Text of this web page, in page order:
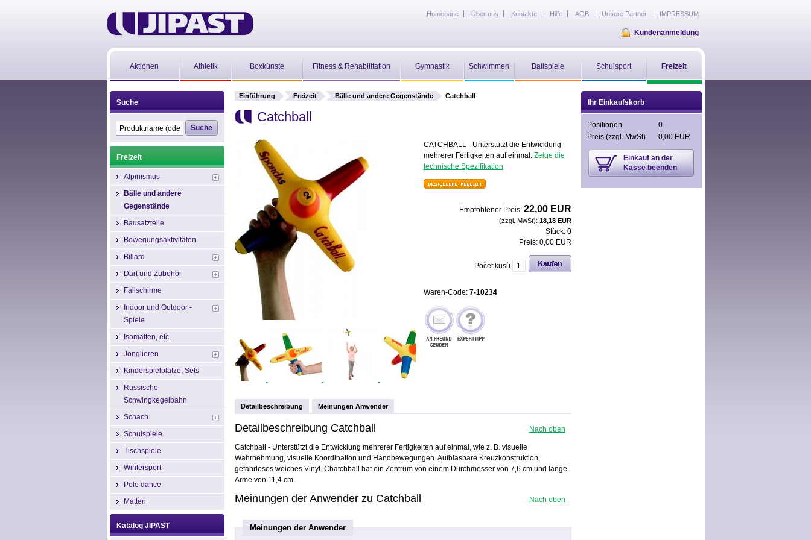
Homepage Über uns Kontakte Hilfe AGB Unsere Partner IMPRESSUM
Aktionen Athletik Boxkünste Fitness & Rehabilitation Gymnastik Schwimmen Ballspiele Schulsport Freizeit
Kundenanmeldung
Einführung Freizeit Bälle und andere Gegenstände Catchball
Catchball
CATCHBALL - Unterstützt die Entwicklung
mehrerer Fertigkeiten auf einmal. Zeige die
technische Spezifikation
Empfohlener Preis: 22,00 EUR
(zzgl. MwSt): 18,18 EUR
Stück: 0
Preis: 0,00 EUR
Počet kusů
Waren-Code: 7-10234
Detailbeschreibung Meinungen Anwender
Nach oben
Detailbeschreibung Catchball
Catchball - Unterstützt die Entwicklung mehrerer Fertigkeiten auf einmal, wie z. B. visuelle
Wahrnehmung, visuelle Koordination und Handbewegungen. Aufblasbare Kreuzkonstruktion,
gefahrloses weiches Vinyl. Chatchball hat ein Zentrum von einem Durchmesser von 7,6 cm und lange
Arme von 11,4 cm.
Nach oben
Meinungen der Anwender zu Catchball
Meinungen der Anwender
Ihr Einkaufskorb
Positionen
0
Preis (zzgl. MwSt) 0,00 EUR
Einkauf an der
Kasse beenden
Suche
Freizeit
Alpinismus
Bälle und andere
Gegenstände
Bausatzteile
Bewegungsaktivitäten
Billard
Dart und Zubehör
Fallschirme
Indoor und Outdoor -
Spiele
Isomatten, etc.
Jonglieren
Kinderspielplätze, Sets
Russische
Schwingkegelbahn
Schach
Schulspiele
Tischspiele
Wintersport
Pole dance
Matten
Katalog JIPAST